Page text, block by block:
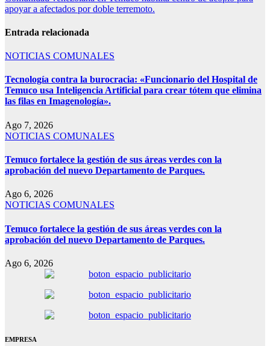
apoyar a afectados por doble terremoto.
Entrada relacionada
NOTICIAS COMUNALES
Tecnología contra la burocracia: «Funcionario del Hospital de
Temuco usa Inteligencia Artificial para crear tótem que elimina
las filas en Imagenología».
Ago 7, 2026
NOTICIAS COMUNALES
Temuco fortalece la gestión de sus áreas verdes con la
aprobación del nuevo Departamento de Parques.
Ago 6, 2026
NOTICIAS COMUNALES
Temuco fortalece la gestión de sus áreas verdes con la
aprobación del nuevo Departamento de Parques.
Ago 6, 2026
EMPRESA